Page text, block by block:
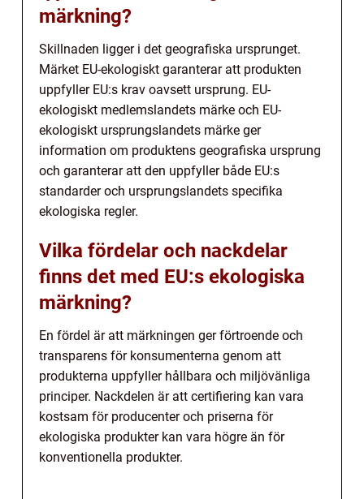
märkning?
Skillnaden ligger i det geografiska ursprunget.
Märket EU-ekologiskt garanterar att produkten
uppfyller EU:s krav oavsett ursprung. EU-
ekologiskt medlemslandets märke och EU-
ekologiskt ursprungslandets märke ger
information om produktens geografiska ursprung
och garanterar att den uppfyller både EU:s
standarder och ursprungslandets specifika
ekologiska regler.
Vilka fördelar och nackdelar
finns det med EU:s ekologiska
märkning?
En fördel är att märkningen ger förtroende och
transparens för konsumenterna genom att
produkterna uppfyller hållbara och miljövänliga
principer. Nackdelen är att certifiering kan vara
kostsam för producenter och priserna för
ekologiska produkter kan vara högre än för
konventionella produkter.